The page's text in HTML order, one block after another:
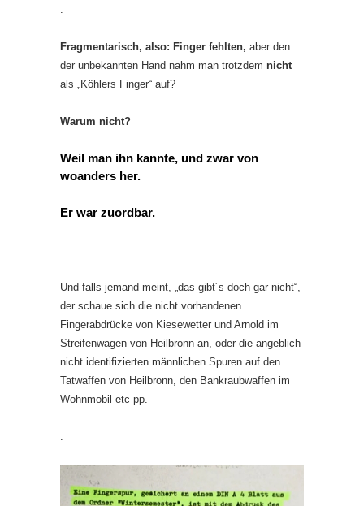
Fragmentarisch, also: Finger fehlten, aber den
der unbekannten Hand nahm man trotzdem nicht
als „Köhlers Finger“ auf?
Warum nicht?
Weil man ihn kannte, und zwar von
woanders her.
Er war zuordbar.
Und falls jemand meint, „das gibt´s doch gar nicht“,
der schaue sich die nicht vorhandenen
Fingerabdrücke von Kiesewetter und Arnold im
Streifenwagen von Heilbronn an, oder die angeblich
nicht identifizierten männlichen Spuren auf den
Tatwaffen von Heilbronn, den Bankraubwaffen im
Wohnmobil etc pp.